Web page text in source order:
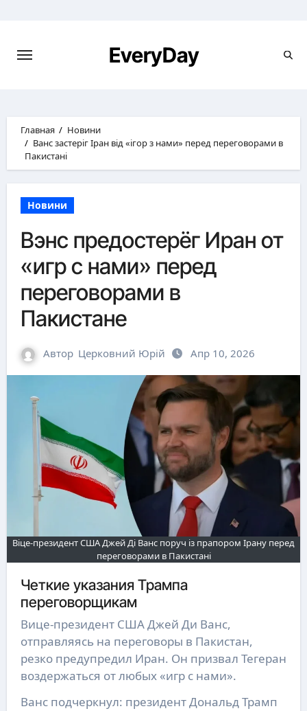
EveryDay
Главная
Новини
Ванс застеріг Іран від «ігор з нами» перед переговорами в
Пакистані
Новини
Вэнс предостерёг Иран от
«игр с нами» перед
переговорами в
Пакистане
Автор Церковний Юрій Апр 10, 2026
Віце-президент США Джей Ді Ванс поруч із прапором Ірану перед
переговорами в Пакистані
Четкие указания Трампа
переговорщикам
Вице-президент США Джей Ди Ванс,
отправляясь на переговоры в Пакистан,
резко предупредил Иран. Он призвал Тегеран
воздержаться от любых «игр с нами».
Ванс подчеркнул: президент Дональд Трамп